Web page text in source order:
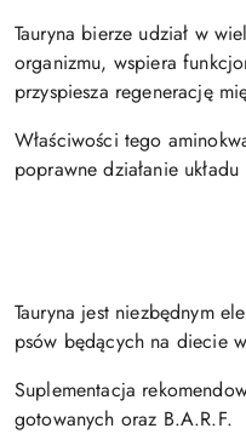
Tauryna bierze udział w
organizmu, wspiera
przyspiesza regenerację
Właściwości tego
poprawne działanie
Tauryna jest niezbędnym
psów będących na diecie
Suplementacja
gotowanych oraz B.A.R.F.